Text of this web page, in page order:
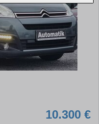
10.300 €